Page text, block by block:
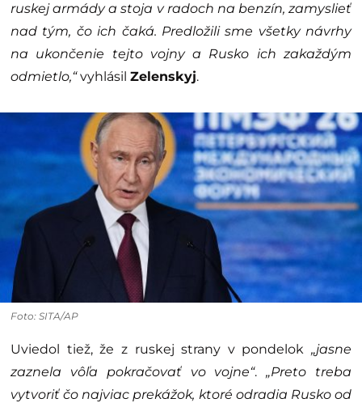
ruskej armády a stoja v radoch na benzín, zamyslieť
nad tým, čo ich čaká. Predložili sme všetky návrhy
na ukončenie tejto vojny a Rusko ich zakaždým
odmietlo,“vyhlásil Zelenskyj.
Foto: SITA/AP
Uviedol tiež, že z ruskej strany v pondelok „jasne
zaznela vôľa pokračovať vo vojne“.„Preto treba
vytvoriť čo najviac prekážok, ktoré odradia Rusko od